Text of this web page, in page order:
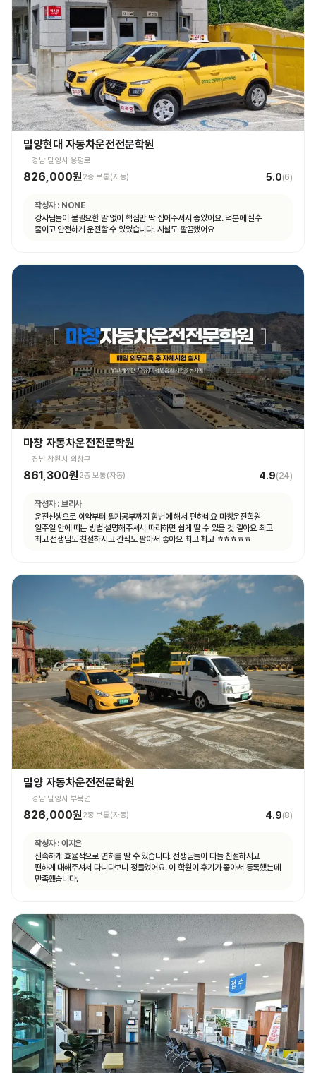
밀양현대 자동차운전전문학원
경남 밀양시 용평로
826,000원 2종 보통(자동) 5.0(6)
작성자 : NONE
강사님들이 불필요한 말 없이 핵심만 딱 집어주셔서 좋았어요. 덕분에 실수
줄이고 안전하게 운전할 수 있었습니다. 시설도 깔끔했어요
마창 자동차운전전문학원
경남 창원시 의창구
861,300원 2종 보통(자동) 4.9(24)
작성자 : 브리사
운전선생으로 예약부터 필기공부까지 함번에 해서 편하네요 마창운전학원
일주일 안에 따는 빙법 설명해주셔서 따라하면 쉽게 딸 수 있을 것 같아요 최고
최고 선생님도 친절하시고 간식도 팔아서 좋아요 최고 최고 ㅎㅎㅎㅎㅎ
밀양 자동차운전전문학원
경남 밀양시 부북면
826,000원2종 보통(자동) 4.9(8)
작성자 : 이지은
신속하게 효율적으로 면허를 딸 수 있습니다. 선생님들이 다들 친절하시고
편하게 대해주셔서 다니다보니 정들었어요. 이 학원이 후기가 좋아서 등록했는데
만족했습니다.